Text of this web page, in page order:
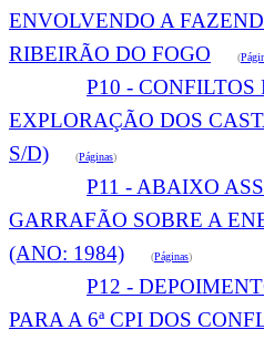
ENVOLVENDO A
RIBEIRÃO DO FOGO (
P10 -
EXPLORAÇÃO DOS
S/D) (Páginas)
P11 - ABAIXO
GARRAFÃO SOBRE A
(ANO: 1984) (Páginas)
P12 -
PARA A 6ª CPI DOS